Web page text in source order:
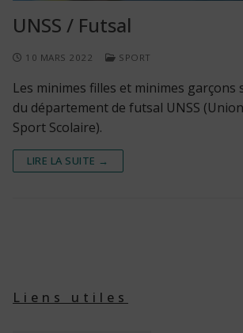
UNSS / Futsal
10 MARS 2022 SPORT
Les minimes filles et minimes garçons
du département de futsal UNSS
Sport Scolaire).
LIRE LA SUITE →
Liens utiles